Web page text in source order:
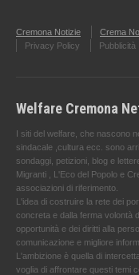
Cremona Notizie Crema
Privacy Policy
Pubblicità
Welfare Cremona
I siti del welfare, che nascono
sindacale ,cultura ecc. sono
sondaggi, petizioni, blog e
Migranti , L'Eco del Popolo e
associazioni di riferimento.
L'idea di costruire la rete dei
concreta e dalla ferma volontà
opportunità e dei diritti alla
comunicazione e migliore
L'ambizione è quella di
voglia di affrontare questi temi